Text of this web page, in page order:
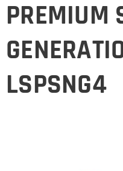
PREMIUM
LSPSNG4